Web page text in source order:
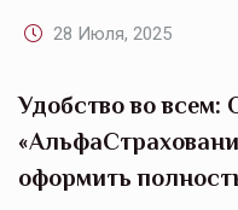
28 Июля, 2025
Удобство во
оформить